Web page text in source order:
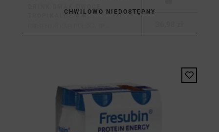
CHWILOWO NIEDOSTĘPNY
TROPIKALNE 4 X...